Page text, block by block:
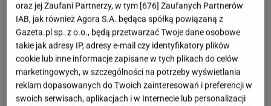
Małgorzata Teodorska zdobyła sporą popularność
dzięki roli w jednym z najbardziej znanych polskich
seriali -"Plebanii". Aktorka wcieliła się w uroczą
barmankę Irkę i szybko zdobyła sympatię widzów.
To była jej złota era. W czasach największej
popularności niewiele wskazywało na to, że
oraz jej Zaufani Partnerzy, w tym [676] Zaufanych Partnerów
IAB, jak również Agora S.A. będąca spółką powiązaną z
Gazeta.pl sp. z o.o., będą przetwarzać Twoje dane osobowe
takie jak adresy IP, adresy e-mail czy identyfikatory plików
cookie lub inne informacje zapisane w tych plikach do celów
marketingowych, w szczególności na potrzeby wyświetlania
reklam dopasowanych do Twoich zainteresowań i preferencji w
swoich serwisach, aplikacjach i w Internecie lub personalizacji